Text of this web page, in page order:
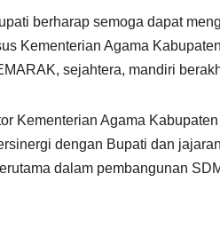
berharap semoga dapat
Kementerian Agama
sejahtera, mandiri
Kementerian Agama
dengan Bupati dan
dalam pembangunan